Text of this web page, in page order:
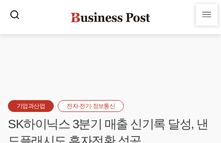
기업과산업 전자·전기·정보통신
SK하이닉스 3분기 매출 신기록 달성, 낸